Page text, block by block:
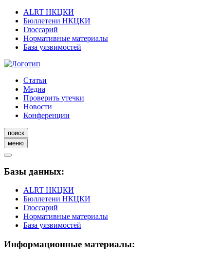
ALRT НКЦКИ
Бюллетени НКЦКИ
Глоссарий
Нормативные материалы
База уязвимостей
Статьи
Медиа
Проверить утечки
Новости
Конференции
поиск
меню
Базы данных:
ALRT НКЦКИ
Бюллетени НКЦКИ
Глоссарий
Нормативные материалы
База уязвимостей
Информационные материалы: